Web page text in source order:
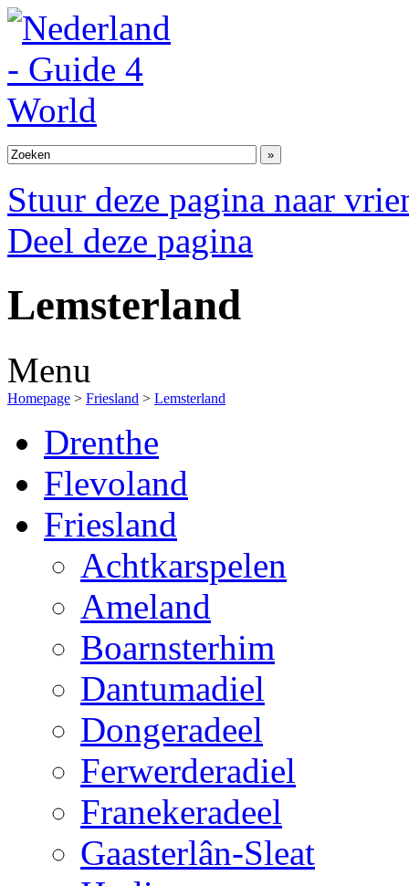
Stuur deze pagina naar
Deel deze pagina
Lemsterland
Menu
Homepage > Friesland > Lemsterland
Drenthe
Flevoland
Friesland
Achtkarspelen
Ameland
Boarnsterhim
Dantumadiel
Dongeradeel
Ferwerderadiel
Franekeradeel
Gaasterlân-Sleat